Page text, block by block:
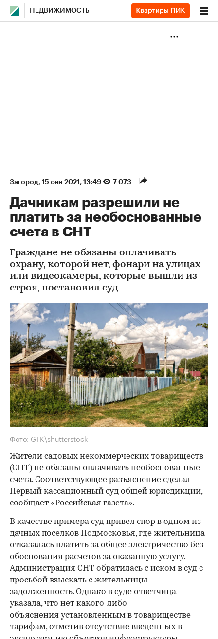
НЕДВИЖИМОСТЬ
Загород⁠, 15 сен 2021, 13:49 7 073
Дачникам разрешили не
платить за необоснованные
счета в СНТ
Граждане не обязаны оплачивать
охрану, которой нет, фонари на улицах
или видеокамеры, которые вышли из
строя, постановил суд
Фото: GTK\shutterstock
Жители садовых некоммерческих товариществ
(СНТ) не обязаны оплачивать необоснованные
счета. Соответствующее разъяснение сделал
Первый кассационный суд общей юрисдикции,
сообщает «Российская газета».
В качестве примера суд привел спор в одном из
дачных поселков Подмосковья, где жительница
отказалась платить за общее электричество без
обоснования расчетов за оказанную услугу.
Администрация СНТ обратилась с иском в суд с
просьбой взыскать с жительницы
задолженность. Однако в суде ответчица
указала, что нет какого-либо
объяснения установленным в товариществе
тарифам, отметив отсутствие введенных в